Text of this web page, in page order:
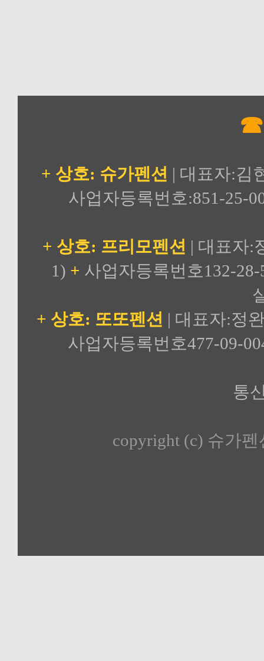
☎
+ 상호: 슈가펜션 | 대표자:김
사업자등록번호:851-25-
+ 상호: 프리모펜션 | 대표자:
1) + 사업자등록번호132-
+ 상호: 또또펜션 | 대표자:정
사업자등록번호477-09-
통
copyright (c) 슈가펜